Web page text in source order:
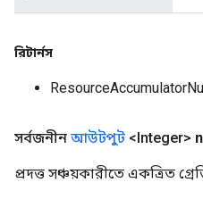
রিটার্নস
সর্বজনীন আউটপুট <Integer>
প্রদত্ত সঞ্চয়কারীতে একত্রিত